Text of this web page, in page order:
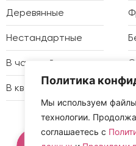
Политика
Мы используем
технологии.
соглашаетесь с
Деревянные
Нестандартные
В частный дом
В квартиру